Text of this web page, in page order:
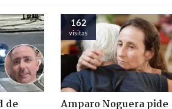
de
162
visitas
Amparo Noguera pide